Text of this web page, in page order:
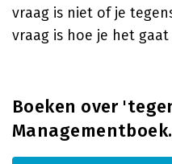
vraag is niet of je
vraag is hoe je het
Boeken over